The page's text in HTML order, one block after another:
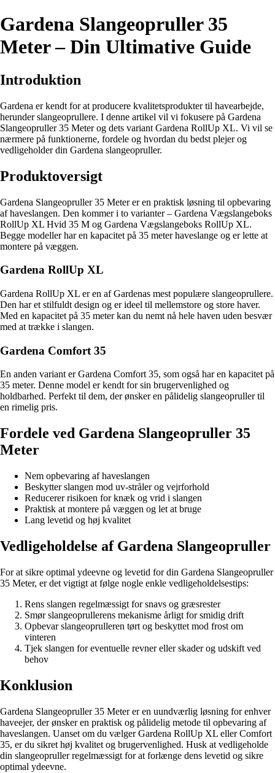
Gardena Slangeopruller 35
Meter – Din Ultimative Guide
Introduktion
Gardena er kendt for at producere kvalitetsprodukter til havearbejde,
herunder slangeoprullere. I denne artikel vil vi fokusere på Gardena
Slangeopruller 35 Meter og dets variant Gardena RollUp XL. Vi vil se
nærmere på funktionerne, fordele og hvordan du bedst plejer og
vedligeholder din Gardena slangeopruller.
Produktoversigt
Gardena Slangeopruller 35 Meter er en praktisk løsning til opbevaring
af haveslangen. Den kommer i to varianter – Gardena Vægslangeboks
RollUp XL Hvid 35 M og Gardena Vægslangeboks RollUp XL.
Begge modeller har en kapacitet på 35 meter haveslange og er lette at
montere på væggen.
Gardena RollUp XL
Gardena RollUp XL er en af Gardenas mest populære slangeoprullere.
Den har et stilfuldt design og er ideel til mellemstore og store haver.
Med en kapacitet på 35 meter kan du nemt nå hele haven uden besvær
med at trække i slangen.
Gardena Comfort 35
En anden variant er Gardena Comfort 35, som også har en kapacitet på
35 meter. Denne model er kendt for sin brugervenlighed og
holdbarhed. Perfekt til dem, der ønsker en pålidelig slangeopruller til
en rimelig pris.
Fordele ved Gardena Slangeopruller 35
Meter
Nem opbevaring af haveslangen
Beskytter slangen mod uv-stråler og vejrforhold
Reducerer risikoen for knæk og vrid i slangen
Praktisk at montere på væggen og let at bruge
Lang levetid og høj kvalitet
Vedligeholdelse af Gardena Slangeopruller
For at sikre optimal ydeevne og levetid for din Gardena Slangeopruller
35 Meter, er det vigtigt at følge nogle enkle vedligeholdelsestips:
Rens slangen regelmæssigt for snavs og græsrester
Smør slangeoprullerens mekanisme årligt for smidig drift
Opbevar slangeoprulleren tørt og beskyttet mod frost om
vinteren
Tjek slangen for eventuelle revner eller skader og udskift ved
behov
Konklusion
Gardena Slangeopruller 35 Meter er en uundværlig løsning for enhver
haveejer, der ønsker en praktisk og pålidelig metode til opbevaring af
haveslangen. Uanset om du vælger Gardena RollUp XL eller Comfort
35, er du sikret høj kvalitet og brugervenlighed. Husk at vedligeholde
din slangeopruller regelmæssigt for at forlænge dens levetid og sikre
optimal ydeevne.